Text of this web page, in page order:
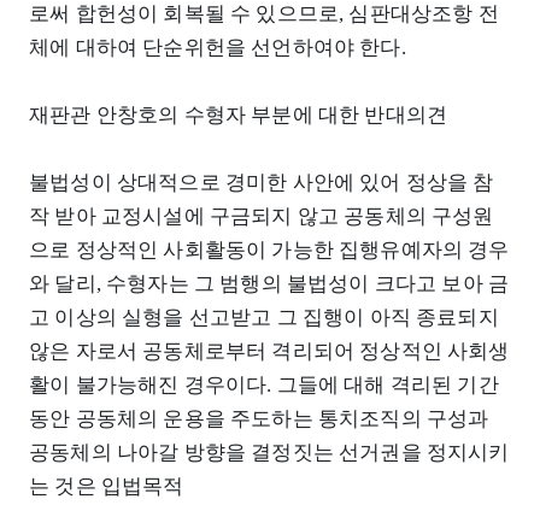
로써 합헌성이 회복될 수 있으므로, 심판대상조항 전
체에 대하여 단순위헌을 선언하여야 한다.
재판관 안창호의 수형자 부분에 대한 반대의견
불법성이 상대적으로 경미한 사안에 있어 정상을 참
작 받아 교정시설에 구금되지 않고 공동체의 구성원
으로 정상적인 사회활동이 가능한 집행유예자의 경우
와 달리, 수형자는 그 범행의 불법성이 크다고 보아 금
고 이상의 실형을 선고받고 그 집행이 아직 종료되지
않은 자로서 공동체로부터 격리되어 정상적인 사회생
활이 불가능해진 경우이다. 그들에 대해 격리된 기간
동안 공동체의 운용을 주도하는 통치조직의 구성과
공동체의 나아갈 방향을 결정짓는 선거권을 정지시키
는 것은 입법목적